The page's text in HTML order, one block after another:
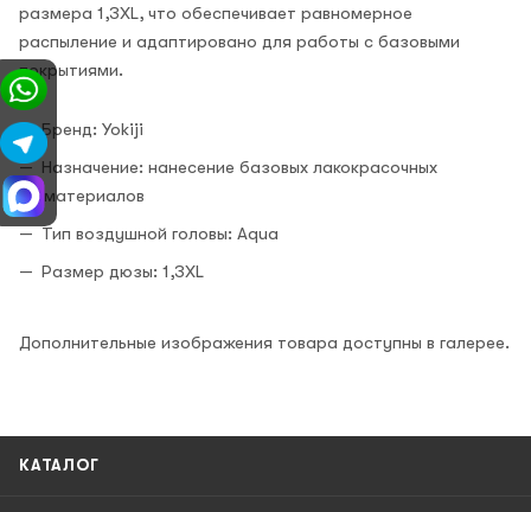
размера 1,3XL, что обеспечивает равномерное
распыление и адаптировано для работы с базовыми
покрытиями.
Бренд: Yokiji
Назначение: нанесение базовых лакокрасочных
материалов
Тип воздушной головы: Aqua
Размер дюзы: 1,3XL
Дополнительные изображения товара доступны в галерее.
КАТАЛОГ